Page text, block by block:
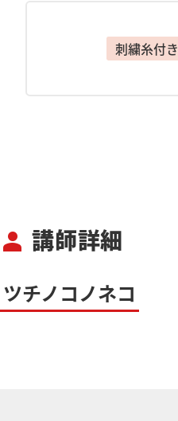
刺繍糸付き
person 講師詳細
ツチノコノネコ